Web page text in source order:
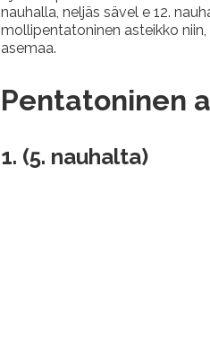
nauhalla, neljäs sävel e 12.
mollipentatoninen asteikko
asemaa.
Pentatoninen
1. (5. nauhalta)